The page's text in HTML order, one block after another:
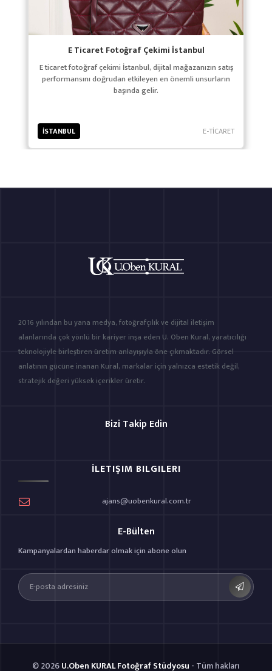
E Ticaret Fotoğraf Çekimi İstanbul
E ticaret fotoğraf çekimi İstanbul, dijital mağazanızın satış
performansını doğrudan etkileyen en önemli unsurların
başında gelir.
İSTANBUL E-TİCARET
2016 yılından bu yana medya, fotoğrafçılık ve dijital iletişim
alanlarında çok yönlü bir kariyer inşa eden U. Oben Kural, yaratıcılığı
teknolojiyle birleştiren üretim anlayışıyla öne çıkmaktadır. Görsel
anlatının gücüne inanan Kural, markalar için yalnızca estetik değil,
stratejik değeri yüksek içerikler üretir.
Bizi Takip Edin
İLETIŞIM BILGILERI
ajans@uobenkural.com.tr
E-Bülten
Kampanyalardan haberdar olmak için abone olun
© 2026U.Oben KURAL Fotoğraf Stüdyosu - Tüm hakları